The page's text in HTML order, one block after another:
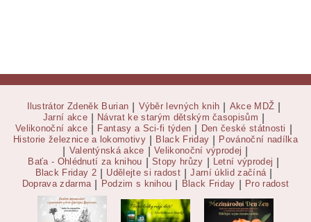
Ilustrátor Zdeněk Burian Výběr levných knih Akce MDŽ
Jarní akce Návrat ke starým dětským časopisům
Velikonoční akce Fantasy a Sci-fi týden Den české státnosti
Historie železnice a lokomotivy Black Friday Povánoční nadílka
Valentýnská akce Velikonoční výprodej
Baťa - Ohlédnutí za knihou Stopy hrůzy Letní výprodej
Black Friday 2 Udělejte si radost Jarní úklid začíná
Doprava zdarma Podzim s knihou Black Friday Pro radost